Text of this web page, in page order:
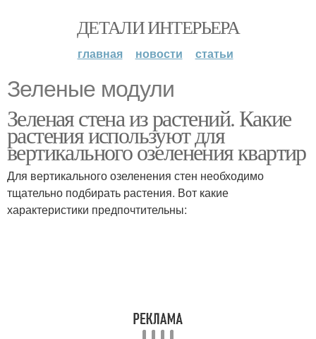
ДЕТАЛИ ИНТЕРЬЕРА
главная новости статьи
Зеленые модули
Зеленая стена из растений. Какие
растения используют для
вертикального озеленения квартир
Для вертикального озеленения стен необходимо
тщательно подбирать растения. Вот какие
характеристики предпочтительны: